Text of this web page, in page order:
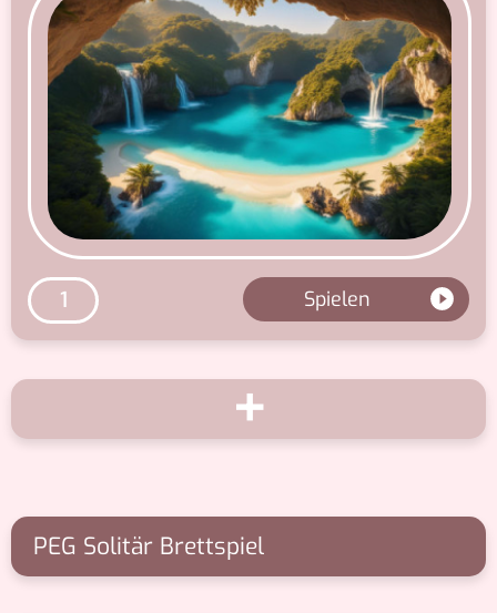
1 Spielen
+
PEG Solitär Brettspiel